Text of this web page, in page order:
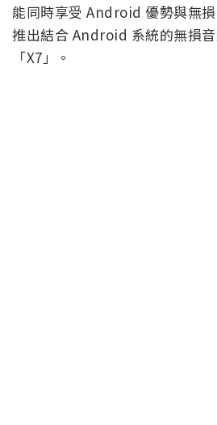
能同時享受 Android 優勢與無
推出結合 Android 系統的無損
「X7」。